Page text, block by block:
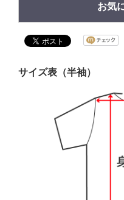
お気
サイズ表（半袖）